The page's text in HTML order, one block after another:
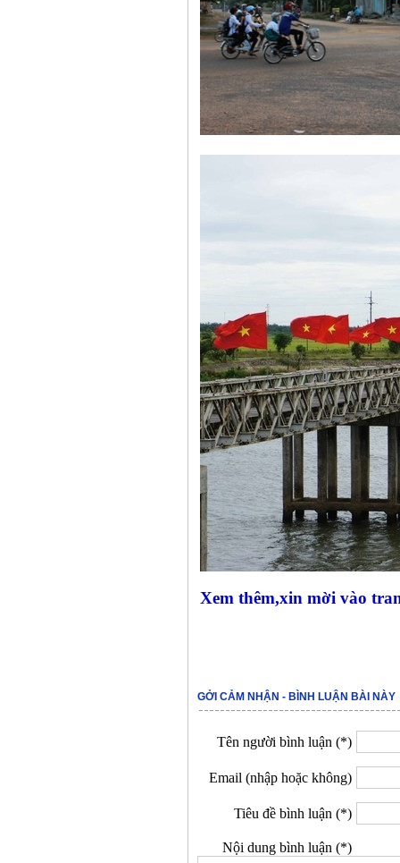
Xem thêm,xin mời vào
GỞI CẢM NHẬN - BÌNH LUẬN BÀI NÀY
Tên người bình luận (*)
Email (nhập hoặc không)
Tiêu đề bình luận (*)
Nội dung bình luận (*)